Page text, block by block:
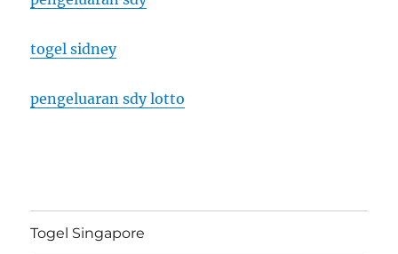
togel sidney
pengeluaran sdy lotto
Togel Singapore